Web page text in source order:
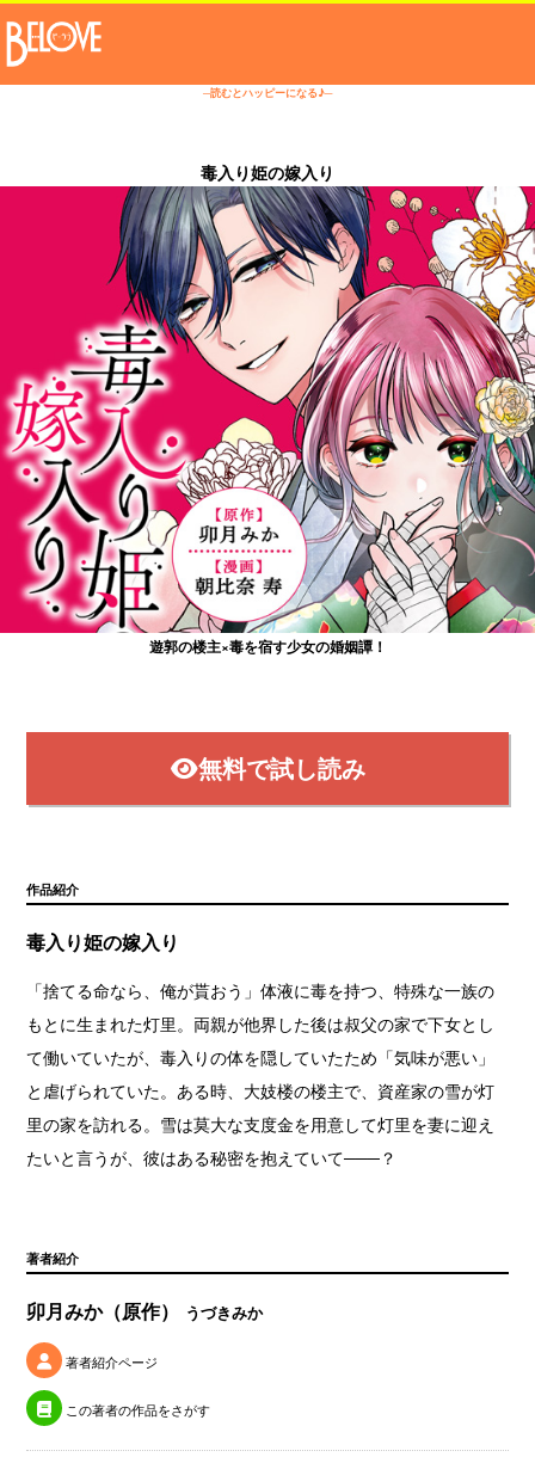
─読むとハッピーになる♪─
毒入り姫の嫁入り
遊郭の楼主×毒を宿す少女の婚姻譚！
無料で試し読み
作品紹介
毒入り姫の嫁入り
「捨てる命なら、俺が貰おう」体液に毒を持つ、特殊な一族の
もとに生まれた灯里。両親が他界した後は叔父の家で下女とし
て働いていたが、毒入りの体を隠していたため「気味が悪い」
と虐げられていた。ある時、大妓楼の楼主で、資産家の雪が灯
里の家を訪れる。雪は莫大な支度金を用意して灯里を妻に迎え
たいと言うが、彼はある秘密を抱えていて───？
著者紹介
卯月みか（原作） うづきみか
著者紹介ページ
この著者の作品をさがす